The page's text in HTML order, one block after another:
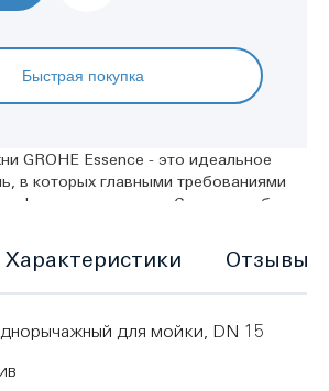
Быстрая покупка
GROHE Essence - это идеальное
в которых главными требованиями
и функциональность. Смеситель был
облике, который добавит в
360˚ для максимального удобства, а
лейка включает два режима
с помощью нажатия кнопки. Этот
подойдет для различных кухонных
кастрюль или чайников и
для мойки, DN 15
Характеристики Отзывы